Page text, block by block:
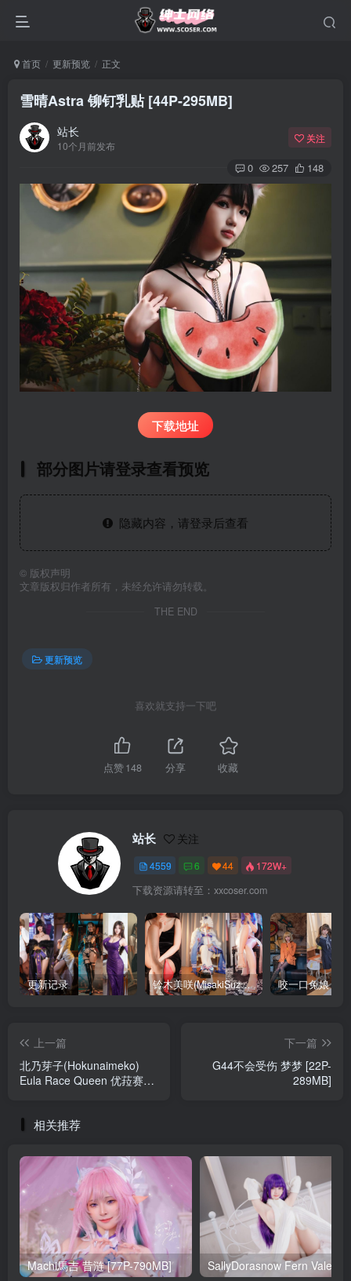
首页 更新预览 正文
雪晴Astra 铆钉乳贴 [44P-295MB]
站长
10个月前发布
关注
0 257 148
下载地址
部分图片请登录查看预览
隐藏内容，请登录后查看
© 版权声明
文章版权归作者所有，未经允许请勿转载。
THE END
更新预览
喜欢就支持一下吧
点赞148 分享 收藏
站长 关注
4559 6 44 172W+
下载资源请转至：xxcoser.com
更新记录 铃木美咲(MisakiSuzuki) 合集下载 咬一口兔娘 合
上一篇
北乃芽子(Hokunaimeko)
Eula Race Queen 优菈赛车
下一篇
G44不会受伤 梦梦 [22P-
289MB]
相关推荐
Machi馬吉 昔涟 [77P-790MB]